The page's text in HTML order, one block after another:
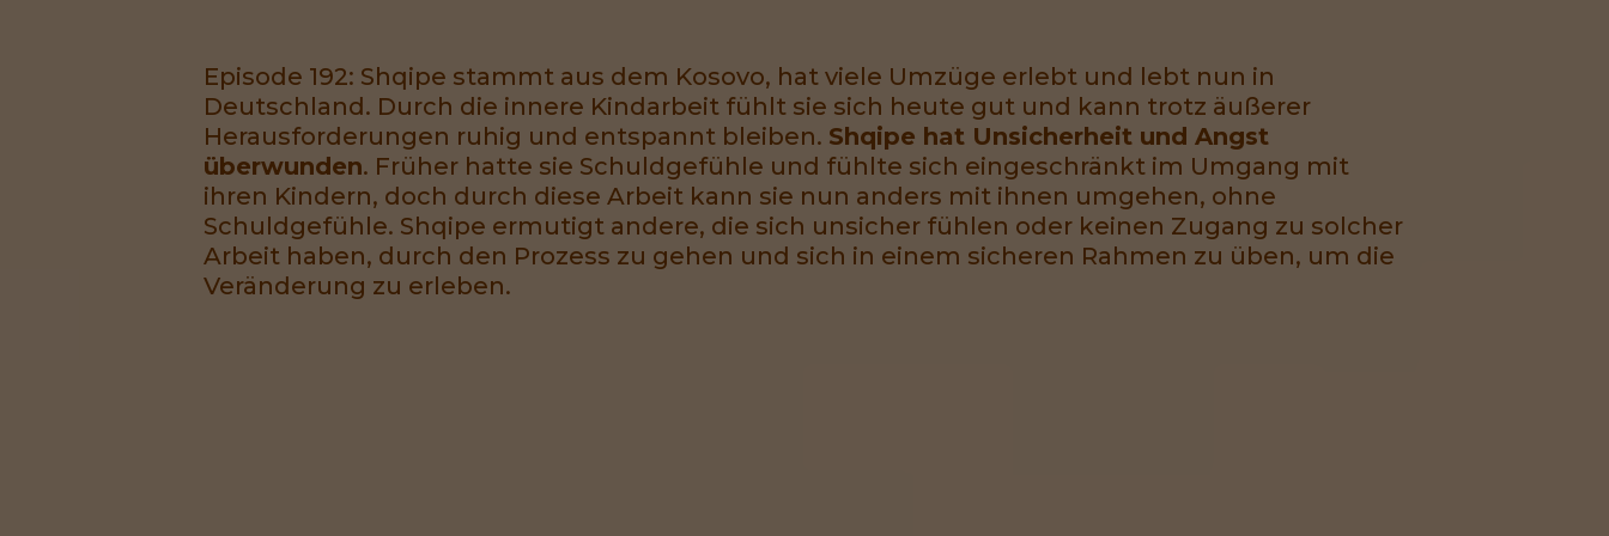
Episode 192: Shqipe stammt aus dem Kosovo, hat viele Umzüge erlebt und lebt nun in
Deutschland. Durch die innere Kindarbeit fühlt sie sich heute gut und kann trotz äußerer
Herausforderungen ruhig und entspannt bleiben. Shqipe hat Unsicherheit und Angst
überwunden. Früher hatte sie Schuldgefühle und fühlte sich eingeschränkt im Umgang mit
ihren Kindern, doch durch diese Arbeit kann sie nun anders mit ihnen umgehen, ohne
Schuldgefühle. Shqipe ermutigt andere, die sich unsicher fühlen oder keinen Zugang zu solcher
Arbeit haben, durch den Prozess zu gehen und sich in einem sicheren Rahmen zu üben, um die
Veränderung zu erleben.